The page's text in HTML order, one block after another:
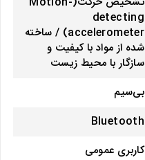
detecting
accelerometer) / ساخته
شده از مواد با کیفیت و
سازگار با محیط زیست
بی‌سیم
Bluetooth
کاربری عمومی